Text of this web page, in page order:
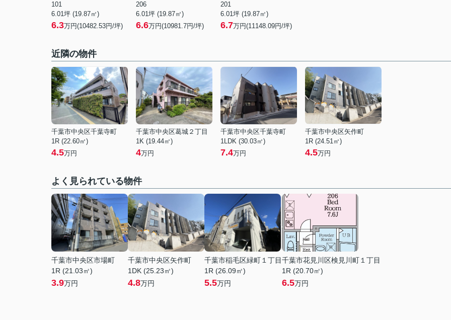
101
6.01坪 (19.87㎡)
6.3万円(10482.53円/坪)
206
6.01坪 (19.87㎡)
6.6万円(10981.7円/坪)
201
6.01坪 (19.87㎡)
6.7万円(11148.09円/坪)
近隣の物件
千葉市中央区千葉寺町
1R (22.60㎡)
4.5万円
千葉市中央区葛城２丁目
1K (19.44㎡)
4万円
千葉市中央区千葉寺町
1LDK (30.03㎡)
7.4万円
千葉市中央区矢作町
1R (24.51㎡)
4.5万円
よく見られている物件
千葉市中央区市場町
1R (21.03㎡)
3.9万円
千葉市中央区矢作町
1DK (25.23㎡)
4.8万円
千葉市稲毛区緑町１丁目
1R (26.09㎡)
5.5万円
千葉市花見川区検見川町１丁目
1R (20.70㎡)
6.5万円